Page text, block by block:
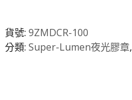
光
醫
貨號: 9ZMDCR-100
分類: Super-Lumen夜光膠章,